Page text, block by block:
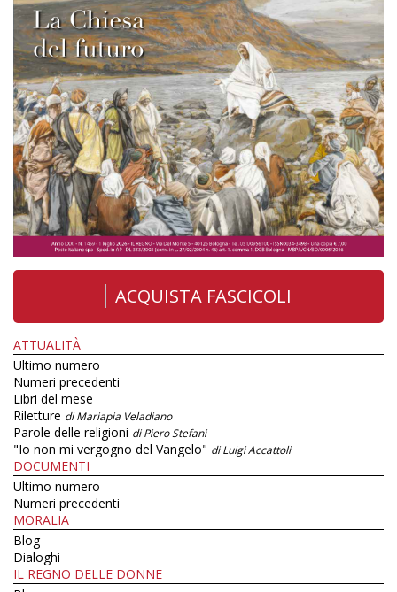
ACQUISTA FASCICOLI
ATTUALITÀ
Ultimo numero
Numeri precedenti
Libri del mese
Riletture di Mariapia Veladiano
Parole delle religioni di Piero Stefani
"Io non mi vergogno del Vangelo" di Luigi Accattoli
DOCUMENTI
Ultimo numero
Numeri precedenti
MORALIA
Blog
Dialoghi
IL REGNO DELLE DONNE